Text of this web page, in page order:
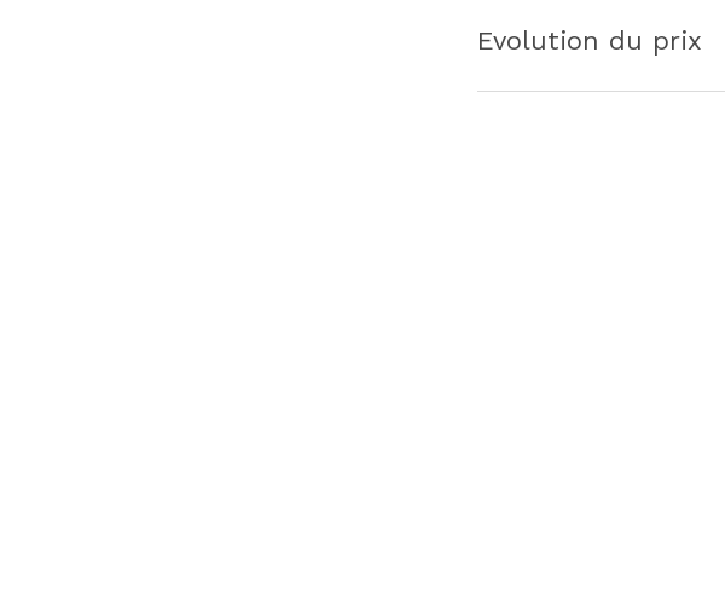
Evolution du prix